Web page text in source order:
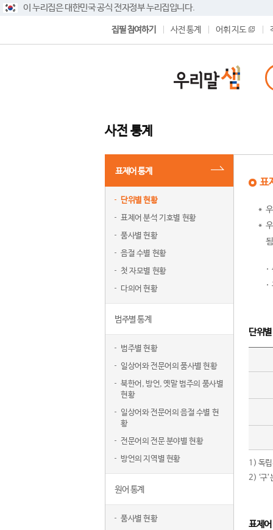
이 누리집은 대한민국 공식 전자정부 누리집입니다.
집필 참여하기 사전 통계 어휘 지도
사전 통계
표제어 통계
단위별 현황
표제어 분석 기호별 현황
품사별 현황
음절 수별 현황
첫 자모별 현황
다의어 현황
범주별 통계
범주별 현황
일상어와 전문어의 품사별 현황
북한어, 방언, 옛말 범주의 품사별
현황
일상어와 전문어의 음절 수별 현
황
전문어의 전문 분야별 현황
방언의 지역별 현황
원어 통계
품사별 현황
표
단위
1) 독립
2) ‘구
표제